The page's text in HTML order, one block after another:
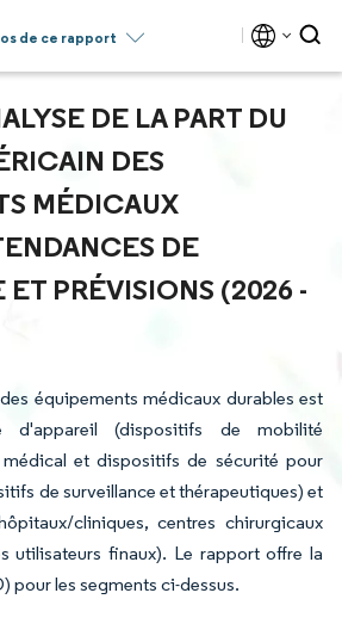
de ce rapport
DE LA PART DU
DES
MÉDICAUX
DE
ET PRÉVISIONS (2026 -
équipements médicaux durables est
d'appareil (dispositifs de mobilité
et dispositifs de sécurité pour
de surveillance et thérapeutiques) et
cliniques, centres chirurgicaux
utilisateurs finaux). Le rapport offre la
pour les segments ci-dessus.